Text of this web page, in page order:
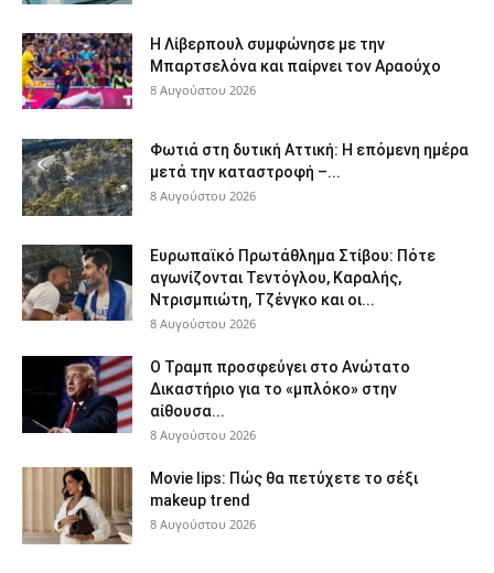
Η Λίβερπουλ συμφώνησε με την
Μπαρτσελόνα και παίρνει τον Αραούχο
8 Αυγούστου 2026
Φωτιά στη δυτική Αττική: Η επόμενη ημέρα
μετά την καταστροφή –...
8 Αυγούστου 2026
Ευρωπαϊκό Πρωτάθλημα Στίβου: Πότε
αγωνίζονται Τεντόγλου, Καραλής,
Ντρισμπιώτη, Τζένγκο και οι...
8 Αυγούστου 2026
Ο Τραμπ προσφεύγει στο Ανώτατο
Δικαστήριο για το «μπλόκο» στην
αίθουσα...
8 Αυγούστου 2026
Movie lips: Πώς θα πετύχετε το σέξι
makeup trend
8 Αυγούστου 2026